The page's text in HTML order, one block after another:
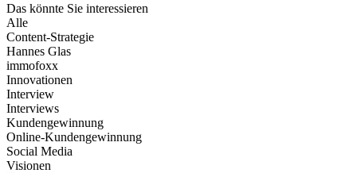
Das könnte Sie interessieren
Alle
Content-Strategie
Hannes Glas
immofoxx
Innovationen
Interview
Interviews
Kundengewinnung
Online-Kundengewinnung
Social Media
Visionen